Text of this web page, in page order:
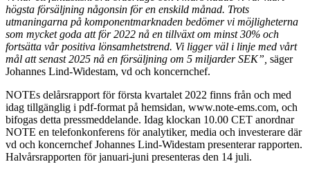
högsta försäljning någonsin för en enskild månad. Trots
utmaningarna på komponentmarknaden bedömer vi möjligheterna
som mycket goda att för 2022 nå en tillväxt om minst 30% och
fortsätta vår positiva lönsamhetstrend. Vi ligger väl i linje med vårt
mål att senast 2025 nå en försäljning om 5 miljarder SEK”, säger
Johannes Lind-Widestam, vd och koncernchef.
NOTEs delårsrapport för första kvartalet 2022 finns från och med
idag tillgänglig i pdf-format på hemsidan, www.note-ems.com, och
bifogas detta pressmeddelande. Idag klockan 10.00 CET anordnar
NOTE en telefonkonferens för analytiker, media och investerare där
vd och koncernchef Johannes Lind-Widestam presenterar rapporten.
Halvårsrapporten för januari-juni presenteras den 14 juli.